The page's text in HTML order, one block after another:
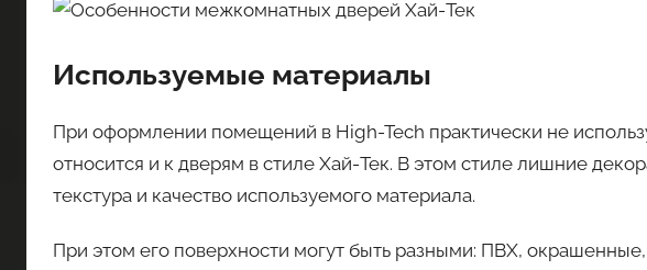
Используемые материалы
При оформлении помещений в High-Tech практически не
относится и к дверям в стиле Хай-Тек. В этом стиле лишние
текстура и качество используемого материала.
При этом его поверхности могут быть разными: ПВХ,